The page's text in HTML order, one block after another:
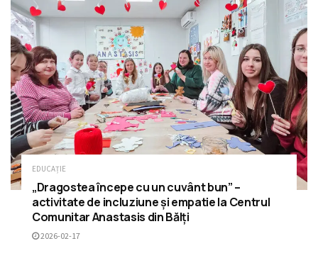
EDUCAȚIE
„Dragostea începe cu un cuvânt bun” –
activitate de incluziune și empatie la Centrul
Comunitar Anastasis din Bălți
2026-02-17